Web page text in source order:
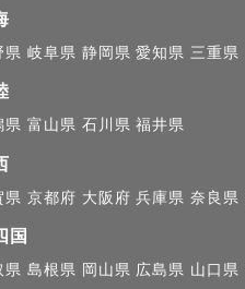
配😞」
も提案いたしますし、
集も丁寧に行うことで魅
県 岐阜県 静岡県 愛知県 三重県
県 富山県 石川県 福井県
県 京都府 大阪府 兵庫県 奈良県
国
県 島根県 岡山県 広島県 山口県